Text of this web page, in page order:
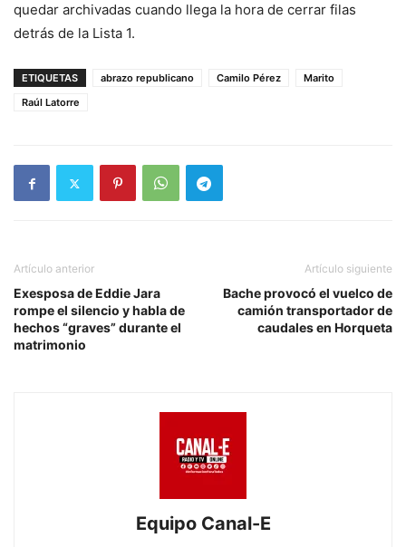
quedar archivadas cuando llega la hora de cerrar filas
detrás de la Lista 1.
ETIQUETAS abrazo republicano Camilo Pérez
Marito
Raúl Latorre
Artículo anterior
Exesposa de Eddie Jara
rompe el silencio y habla de
hechos “graves” durante el
matrimonio
Artículo siguiente
Bache provocó el vuelco de
camión transportador de
caudales en Horqueta
Equipo Canal-E